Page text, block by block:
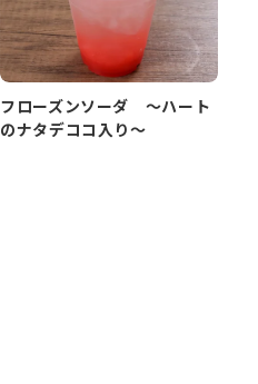
フローズンソーダ ～ハート
のナタデココ入り～